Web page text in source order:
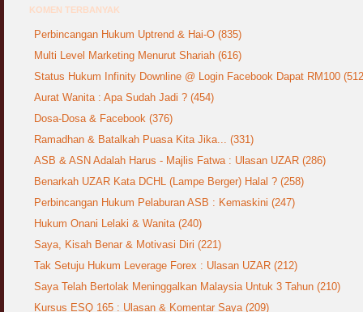
KOMEN TERBANYAK
Perbincangan Hukum Uptrend & Hai-O (835)
Multi Level Marketing Menurut Shariah (616)
Status Hukum Infinity Downline @ Login Facebook Dapat RM100
Aurat Wanita : Apa Sudah Jadi ? (454)
Dosa-Dosa & Facebook (376)
Ramadhan & Batalkah Puasa Kita Jika... (331)
ASB & ASN Adalah Harus - Majlis Fatwa : Ulasan UZAR (286)
Benarkah UZAR Kata DCHL (Lampe Berger) Halal ? (258)
Perbincangan Hukum Pelaburan ASB : Kemaskini (247)
Hukum Onani Lelaki & Wanita (240)
Saya, Kisah Benar & Motivasi Diri (221)
Tak Setuju Hukum Leverage Forex : Ulasan UZAR (212)
Saya Telah Bertolak Meninggalkan Malaysia Untuk 3 Tahun (210)
Kursus ESQ 165 : Ulasan & Komentar Saya (209)